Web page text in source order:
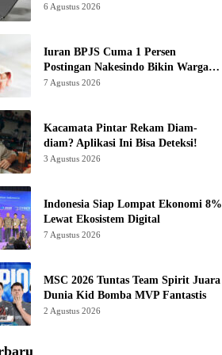
6 Agustus 2026
Iuran BPJS Cuma 1 Persen
Postingan Nakesindo Bikin Warganet
Murka
7 Agustus 2026
Kacamata Pintar Rekam Diam-
diam? Aplikasi Ini Bisa Deteksi!
3 Agustus 2026
Indonesia Siap Lompat Ekonomi 8%
Lewat Ekosistem Digital
7 Agustus 2026
MSC 2026 Tuntas Team Spirit Juara
Dunia Kid Bomba MVP Fantastis
2 Agustus 2026